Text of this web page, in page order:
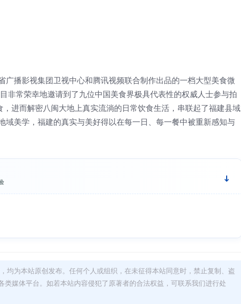
广播影视集团卫视中心和腾讯视频联合制作出品的一档大型美食微
非常荣幸地邀请到了九位中国美食界极具代表性的权威人士参与拍
进而解密八闽大地上真实流淌的日常饮食生活，串联起了福建县域
域美学，福建的真实与美好得以在每一日、每一餐中被重新感知与
均为本站原创发布。任何个人或组织，在未征得本站同意时，禁止复制、盗
类媒体平台。如若本站内容侵犯了原著者的合法权益，可联系我们进行处